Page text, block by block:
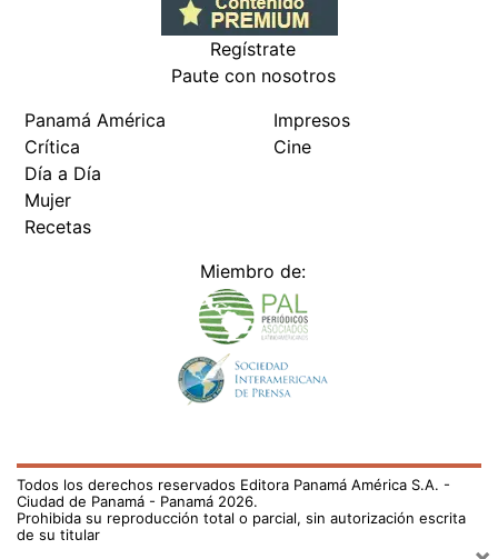
Regístrate
Paute con nosotros
Panamá América
Crítica
Día a Día
Mujer
Recetas
Impresos
Cine
Miembro de:
Todos los derechos reservados Editora Panamá América S.A. -
Ciudad de Panamá - Panamá 2026.
Prohibida su reproducción total o parcial, sin autorización escrita
de su titular